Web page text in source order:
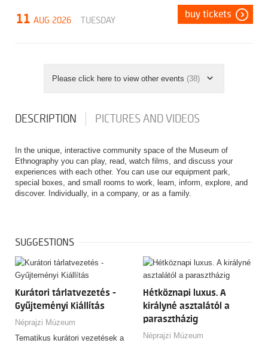
11 AUG 2026 TUESDAY
buy tickets
Please click here to view other events (38)
DESCRIPTION PICTURES AND VIDEOS
In the unique, interactive community space of the Museum of
Ethnography you can play, read, watch films, and discuss your
experiences with each other. You can use our equipment park,
special boxes, and small rooms to work, learn, inform, explore, and
discover. Individually, in a company, or as a family.
SUGGESTIONS
Kurátori tárlatvezetés -
Gyűjteményi Kiállítás
Néprajzi Múzeum
Tematikus kurátori vezetések a
Hétköznapi luxus. A
királyné asztalától a
parasztházig
Néprajzi Múzeum